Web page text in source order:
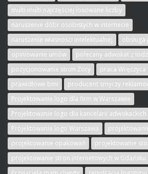
multi multi najczęściej losowane liczby
naruszenie dóbr osobistych w internecie
naruszenie własności intelektualnej
obsługa
opiniowanie umów
polecany adwokat z
pozycjonowanie stron Żory
praca Wręczyca
prawidłowe bmi
producent smyczy
Projektowanie logo dla firm w Warszawie
Projektowanie logo dla kancelarii adwokackich
Projektowanie logo Warszawa
projektowanie opakowań
projektowanie
projektowanie stron internetowych w Gdańsku